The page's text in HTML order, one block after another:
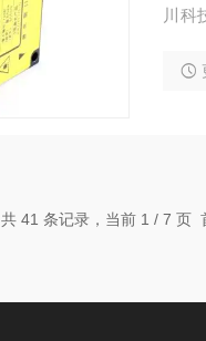
川科
准
共 41 条记录，当前 1 / 7 页